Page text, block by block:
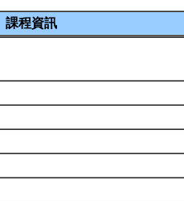
課程資訊